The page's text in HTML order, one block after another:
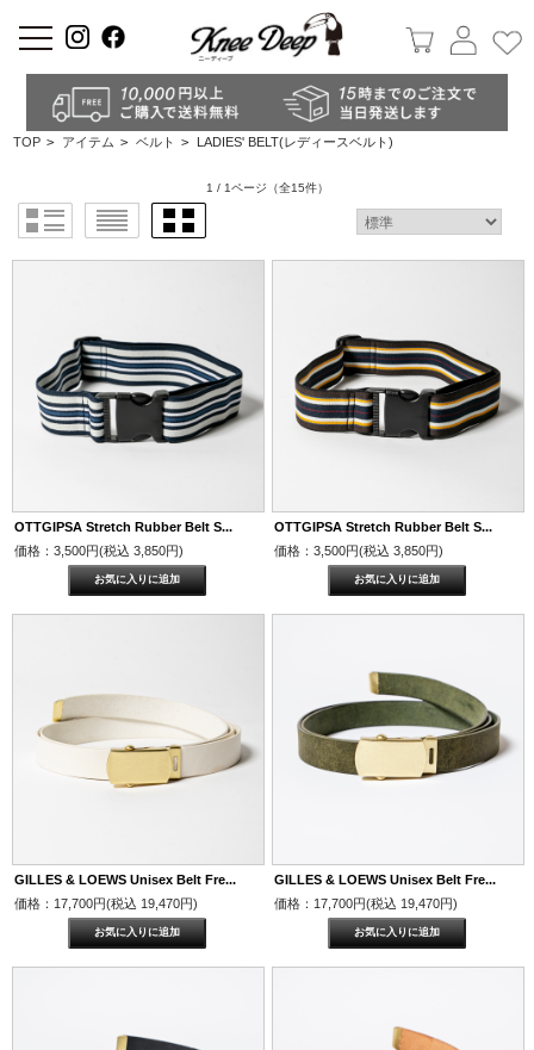
a
TOP > アイテム > ベルト > LADIES' BELT(レディースベルト)
1 / 1ページ （全15件）
OTTGIPSA Stretch Rubber Belt S...
価格：3,500円(税込 3,850円)
OTTGIPSA Stretch Rubber Belt S...
価格：3,500円(税込 3,850円)
GILLES & LOEWS Unisex Belt Fre...
価格：17,700円(税込 19,470円)
GILLES & LOEWS Unisex Belt Fre...
価格：17,700円(税込 19,470円)